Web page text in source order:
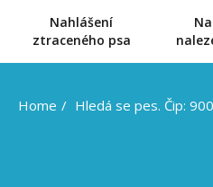
Nahlášení
ztraceného psa
Home Hledá se pes. Čip: